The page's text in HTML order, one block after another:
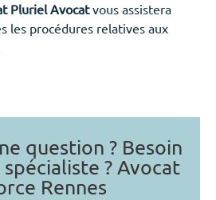
Pluriel Avocatvous assistera
les procédures relatives aux
question ? Besoin
? Avocat
Rennes